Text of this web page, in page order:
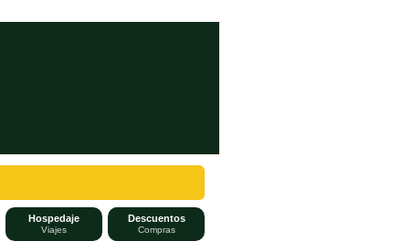
Hospedaje
Viajes
Descuentos
Compras